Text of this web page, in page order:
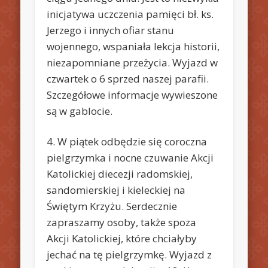
inicjatywa uczczenia pamięci bł. ks.
Jerzego i innych ofiar stanu
wojennego, wspaniała lekcja historii,
niezapomniane przeżycia. Wyjazd w
czwartek o 6 sprzed naszej parafii.
Szczegółowe informacje wywieszone
są w gablocie.
4. W piątek odbędzie się coroczna
pielgrzymka i nocne czuwanie Akcji
Katolickiej diecezji radomskiej,
sandomierskiej i kieleckiej na
Świętym Krzyżu. Serdecznie
zapraszamy osoby, także spoza
Akcji Katolickiej, które chciałyby
jechać na tę pielgrzymkę. Wyjazd z